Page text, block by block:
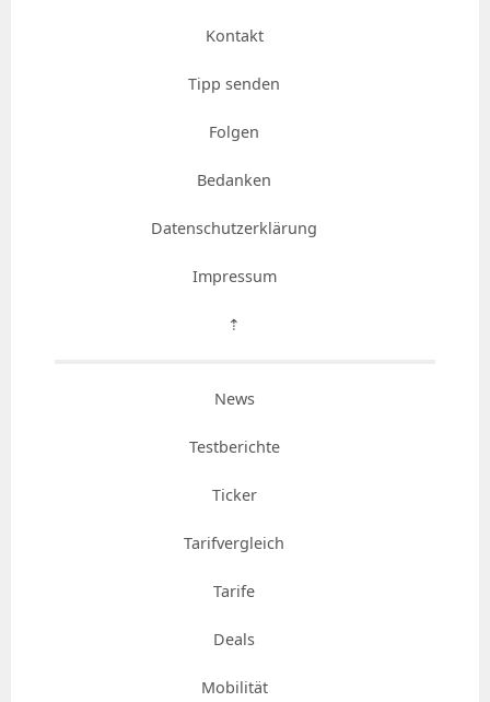
Kontakt
Tipp senden
Folgen
Bedanken
Datenschutzerklärung
Impressum
⇡
News
Testberichte
Ticker
Tarifvergleich
Tarife
Deals
Mobilität